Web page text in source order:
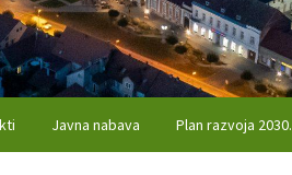
Javna nabava Plan razvoja 2030.